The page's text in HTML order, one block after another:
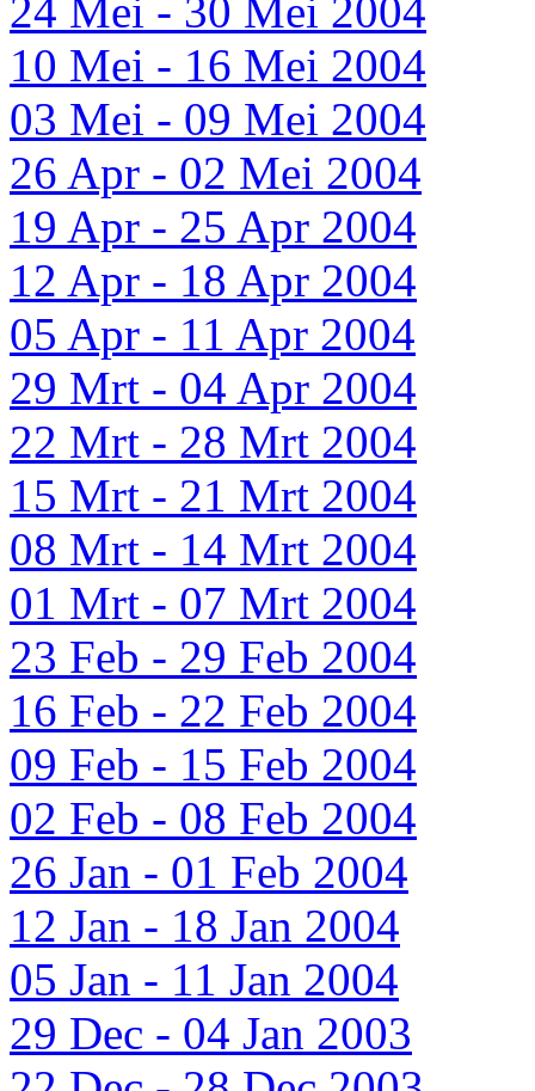
24 Mei - 30 Mei 2004
10 Mei - 16 Mei 2004
03 Mei - 09 Mei 2004
26 Apr - 02 Mei 2004
19 Apr - 25 Apr 2004
12 Apr - 18 Apr 2004
05 Apr - 11 Apr 2004
29 Mrt - 04 Apr 2004
22 Mrt - 28 Mrt 2004
15 Mrt - 21 Mrt 2004
08 Mrt - 14 Mrt 2004
01 Mrt - 07 Mrt 2004
23 Feb - 29 Feb 2004
16 Feb - 22 Feb 2004
09 Feb - 15 Feb 2004
02 Feb - 08 Feb 2004
26 Jan - 01 Feb 2004
12 Jan - 18 Jan 2004
05 Jan - 11 Jan 2004
29 Dec - 04 Jan 2003